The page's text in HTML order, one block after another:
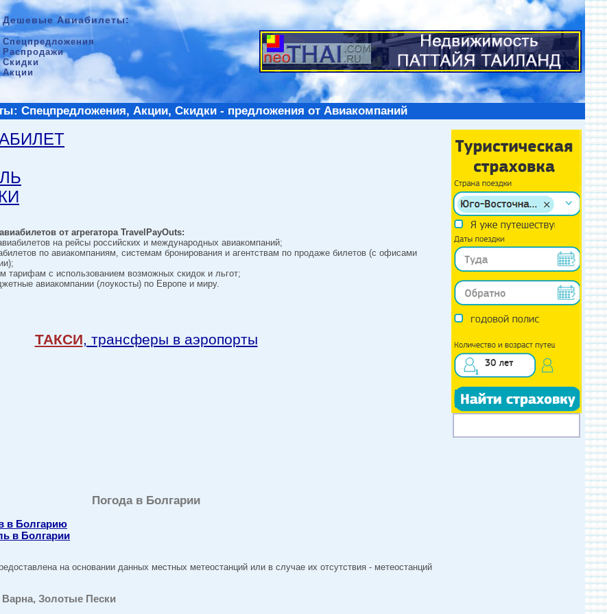
Дешевые Авиабилеты:
Спецпредложения
Распродажи
Скидки
Акции
Спецпредложения, Акции, Скидки - предложения от Авиакомпаний
от агрегатора TravelPayOuts:
на рейсы российских и международных авиакомпаний;
по авиакомпаниям, системам бронирования и агентствам по продаже билетов (с офисами
тарифам с использованием возможных скидок и льгот;
авиакомпании (лоукосты) по Европе и миру.
ТАКСИ, трансферы в аэропорты
Погода в Болгарии
в Болгарию
в Болгарии
на основании данных местных метеостанций или в случае их отсутствия - метеостанций
Золотые Пески